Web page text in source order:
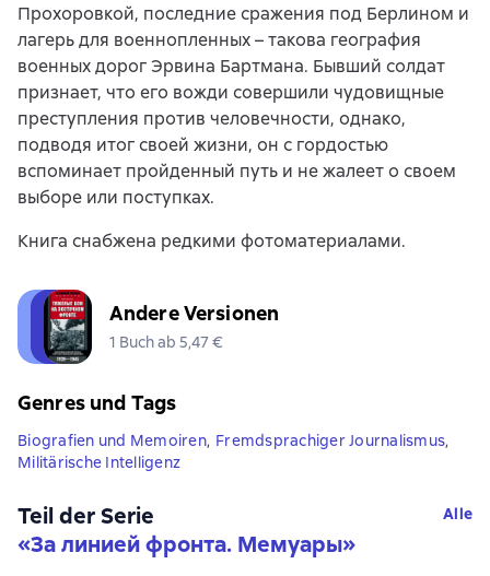
Прохоровкой, последние сражения под Берлином и
лагерь для военнопленных – такова география
военных дорог Эрвина Бартмана. Бывший солдат
признает, что его вожди совершили чудовищные
преступления против человечности, однако,
подводя итог своей жизни, он с гордостью
вспоминает пройденный путь и не жалеет о своем
выборе или поступках.
Книга снабжена редкими фотоматериалами.
Andere Versionen
1 Buch ab 5,47 €
Genres und Tags
Biografien und Memoiren, Fremdsprachiger Journalismus,
Militärische Intelligenz
Teil der Serie
«За линией фронта. Мемуары»
Alle